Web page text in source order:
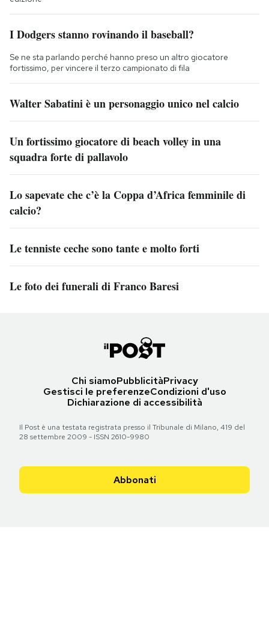
I Dodgers stanno rovinando il baseball?
Se ne sta parlando perché hanno preso un altro giocatore
fortissimo, per vincere il terzo campionato di fila
Walter Sabatini è un personaggio unico nel calcio
Un fortissimo giocatore di beach volley in una
squadra forte di pallavolo
Lo sapevate che c’è la Coppa d’Africa femminile di
calcio?
Le tenniste ceche sono tante e molto forti
Le foto dei funerali di Franco Baresi
Chi siamoPubblicitàPrivacy
Gestisci le preferenzeCondizioni d'uso
Dichiarazione di accessibilità
Il Post è una testata registrata presso il Tribunale di Milano, 419 del
28 settembre 2009 - ISSN 2610-9980
Abbonati